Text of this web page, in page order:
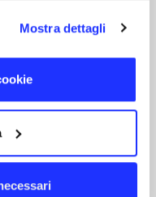
Mostra dettagli
il
di gestire
semplice
integrato per
operativi.